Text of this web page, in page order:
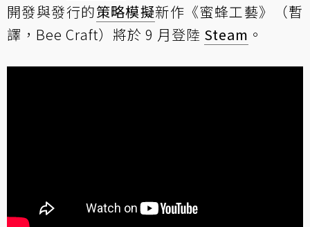
開發與發行的策略模擬新作《蜜蜂工藝》（暫
譯，Bee Craft）將於 9 月登陸 Steam 。